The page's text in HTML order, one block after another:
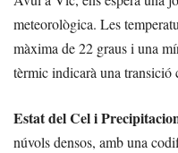
meteorològica. Les
màxima de 22 graus i una
tèrmic indicarà una transició
Estat del Cel i
núvols densos, amb una